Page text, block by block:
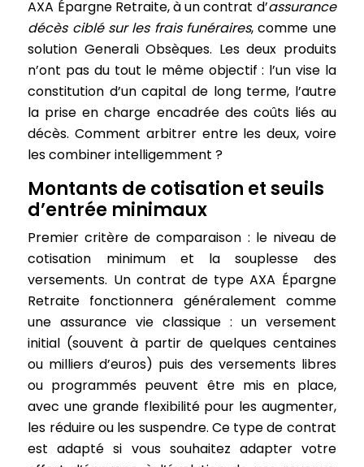
AXA Épargne Retraite, à un contrat d’assurance
décès ciblé sur les frais funéraires, comme une
solution Generali Obsèques. Les deux produits
n’ont pas du tout le même objectif : l’un vise la
constitution d’un capital de long terme, l’autre
la prise en charge encadrée des coûts liés au
décès. Comment arbitrer entre les deux, voire
les combiner intelligemment ?
Montants de cotisation et seuils
d’entrée minimaux
Premier critère de comparaison : le niveau de
cotisation minimum et la souplesse des
versements. Un contrat de type AXA Épargne
Retraite fonctionnera généralement comme
une assurance vie classique : un versement
initial (souvent à partir de quelques centaines
ou milliers d’euros) puis des versements libres
ou programmés peuvent être mis en place,
avec une grande flexibilité pour les augmenter,
les réduire ou les suspendre. Ce type de contrat
est adapté si vous souhaitez adapter votre